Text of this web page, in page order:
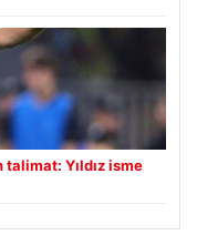
talimat: Yıldız isme